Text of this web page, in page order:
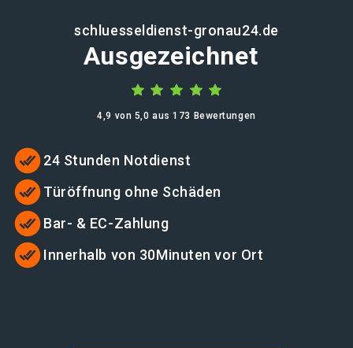
schluesseldienst-gronau24.de
Ausgezeichnet
4,9 von 5,0 aus 173 Bewertungen
24 Stunden Notdienst
Türöffnung ohne Schäden
Bar- & EC-Zahlung
Innerhalb von 30Minuten vor Ort